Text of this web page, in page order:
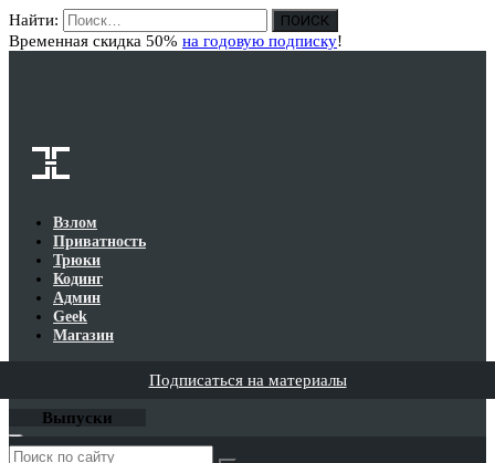
Найти:
Временная скидка 50% на годовую подписку!
Взлом
Приватность
Трюки
Кодинг
Админ
Geek
Магазин
Подписаться на материалы
Выпуски
Годовая